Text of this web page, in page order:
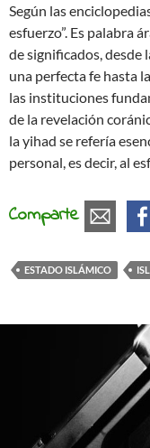
Según las
esfuerzo”. Es palabra
de significados,
una perfecta fe hasta
las instituciones
de la revelación
la yihad se refería
personal, es decir, al
Comparte
ESTADO ISLÁMICO